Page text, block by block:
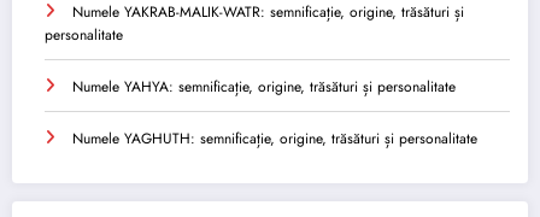
Numele YAKRAB-MALIK-WATR: semnificație, origine, trăsături și
personalitate
Numele YAHYA: semnificație, origine, trăsături și personalitate
Numele YAGHUTH: semnificație, origine, trăsături și personalitate